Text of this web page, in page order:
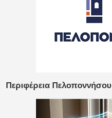
Περιφέρεια Πελοποννήσου